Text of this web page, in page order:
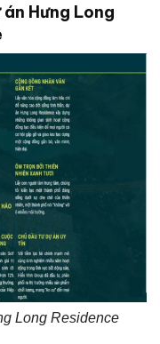
Hưng Long
Long Residence